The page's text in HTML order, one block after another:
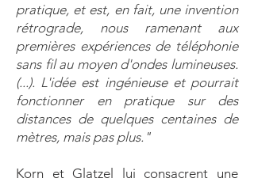
pratique, et est, en fait, une invention
rétrograde, nous ramenant aux
premières expériences de téléphonie
sans fil au moyen d'ondes lumineuses.
(...). L'idée est ingénieuse et pourrait
fonctionner en pratique sur des
distances de quelques centaines de
mètres, mais pas plus."
Korn et Glatzel lui consacrent une